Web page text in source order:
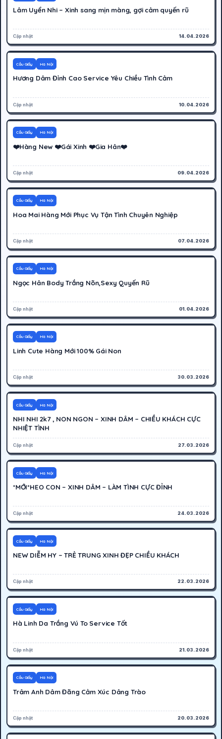
Lâm Uyển Nhi – Xinh sang mịn màng, gợi cảm quyến rũ
Cập nhật 14.04.2026
300K
Cầu Giấy Hà Nội
Hương Dâm Đỉnh Cao Service Yêu Chiều Tình Cảm
Cập nhật 10.04.2026
500K
Cầu Giấy Hà Nội
❤️Hàng New ❤️Gái Xinh ❤️Gia Hân❤️
Cập nhật 09.04.2026
300K
Cầu Giấy Hà Nội
Hoa Mai Hàng Mới Phục Vụ Tận Tình Chuyên Nghiệp
Cập nhật 07.04.2026
300K
Cầu Giấy Hà Nội
Ngọc Hân Body Trắng Nõn,Sexy Quyến Rũ
Cập nhật 01.04.2026
600K
Cầu Giấy Hà Nội
Linh Cute Hàng Mới 100% Gái Non
Cập nhật 30.03.2026
500K
Cầu Giấy Hà Nội
NHI NHI 2k7 , NON NGON – XINH DÂM – CHIỀU KHÁCH CỰC
NHIỆT TÌNH
Cập nhật 27.03.2026
300K
Cầu Giấy Hà Nội
*MỚI*HEO CON – XINH DÂM – LÀM TÌNH CỰC ĐỈNH
Cập nhật 24.03.2026
1500K
Cầu Giấy Hà Nội
NEW DIỄM HY – TRẺ TRUNG XINH ĐẸP CHIỀU KHÁCH
Cập nhật 22.03.2026
500K
Cầu Giấy Hà Nội
Hà Linh Da Trắng Vú To Service Tốt
Cập nhật 21.03.2026
300K
Cầu Giấy Hà Nội
Trâm Anh Dâm Đãng Cảm Xúc Dâng Trào
Cập nhật 20.03.2026